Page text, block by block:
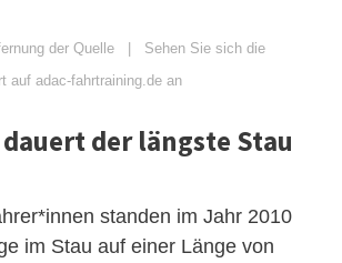
der Quelle | Sehen Sie sich die
auf adac-fahrtraining.de an
der längste Stau
standen im Jahr 2010
im Stau auf einer Länge von